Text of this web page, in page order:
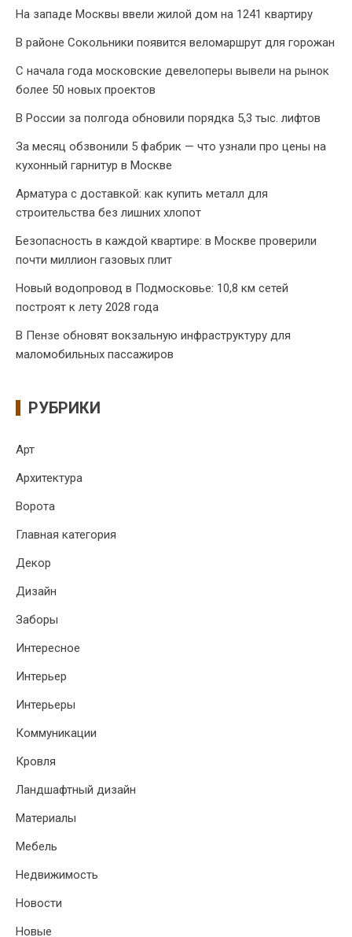
На западе Москвы ввели жилой дом на 1241 квартиру
В районе Сокольники появится веломаршрут для горожан
С начала года московские девелоперы вывели на рынок
более 50 новых проектов
В России за полгода обновили порядка 5,3 тыс. лифтов
За месяц обзвонили 5 фабрик — что узнали про цены на
кухонный гарнитур в Москве
Арматура с доставкой: как купить металл для
строительства без лишних хлопот
Безопасность в каждой квартире: в Москве проверили
почти миллион газовых плит
Новый водопровод в Подмосковье: 10,8 км сетей
построят к лету 2028 года
В Пензе обновят вокзальную инфраструктуру для
маломобильных пассажиров
РУБРИКИ
Арт
Архитектура
Ворота
Главная категория
Декор
Дизайн
Заборы
Интересное
Интерьер
Интерьеры
Коммуникации
Кровля
Ландшафтный дизайн
Материалы
Мебель
Недвижимость
Новости
Новые